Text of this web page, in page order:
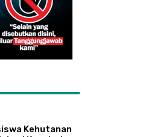
Kehutanan